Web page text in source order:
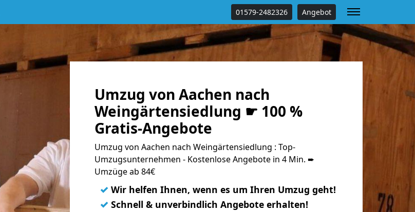
01579-2482326 Angebot
Umzug von Aachen nach
Weingärtensiedlung ☛ 100 %
Gratis-Angebote
Umzug von Aachen nach Weingärtensiedlung : Top-
Umzugsunternehmen - Kostenlose Angebote in 4 Min. ➨
Umzüge ab 84€
✓ Wir helfen Ihnen, wenn es um Ihren Umzug geht!
✓ Schnell & unverbindlich Angebote erhalten!